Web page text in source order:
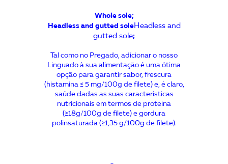
Whole sole;
Headless and gutted soleHeadless and
gutted sole;
Tal como no Pregado, adicionar o nosso
Linguado à sua alimentação é uma ótima
opção para garantir sabor, frescura
(histamina ≤ 5 mg/100g de filete) e, é claro,
saúde dadas as suas características
nutricionais em termos de proteína
(≥18g/100g de filete) e gordura
polinsaturada (≥1,35 g/100g de filete).